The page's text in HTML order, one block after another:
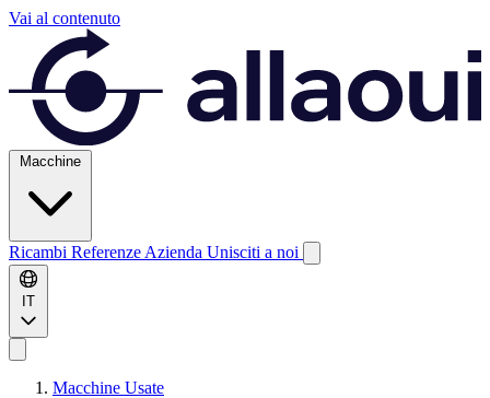
Vai al contenuto
Macchine
Ricambi Referenze Azienda Unisciti a noi
IT
Macchine Usate